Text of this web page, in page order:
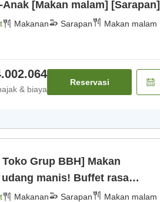
[Makan malam] [Sarapan]
Makanan Sarapan Makan malam
& biaya
Reservasi
Grup BBH] Makan
manis! Buffet rasa
sepuasn [Makan malam]
Makanan Sarapan Makan malam